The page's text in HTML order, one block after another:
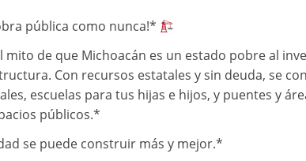
pública como nunca!*
mito de que Michoacán es un estado pobre al
Con recursos estatales y sin deuda, se
escuelas para tus hijas e hijos, y puentes y
públicos.*
se puede construir más y mejor.*